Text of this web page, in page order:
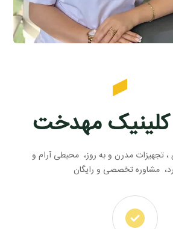
کلینیک مهدخت
تجهیزات مدرن و به روز، محیطی آرام و
مشاوره تخصصی و رایگان